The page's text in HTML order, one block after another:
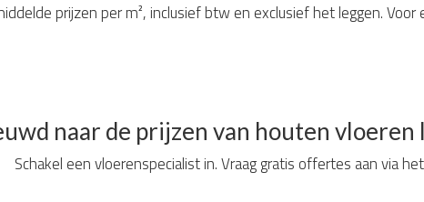
prijzen per m², inclusief btw en exclusief het leggen. Voor
naar de prijzen van houten vloeren
Schakel een vloerenspecialist in. Vraag gratis offertes aan via